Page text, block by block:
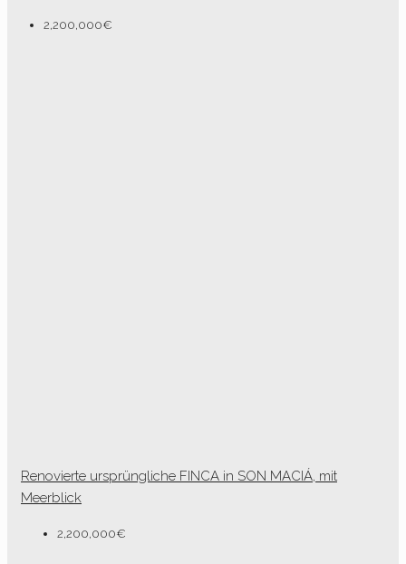
2,200,000€
Renovierte ursprüngliche FINCA in SON MACIÁ, mit
Meerblick
2,200,000€